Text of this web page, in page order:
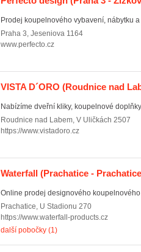
Prodej koupelnového vybavení, nábytku
Praha 3, Jeseniova 1164
www.perfecto.cz
VISTA D´ORO (Roudnice nad
Nabízíme dveřní kliky, koupelnové
Roudnice nad Labem, V Uličkách 2507
https://www.vistadoro.cz
Waterfall (Prachatice -
Online prodej designového
Prachatice, U Stadionu 270
https://www.waterfall-products.cz
další pobočky (1)